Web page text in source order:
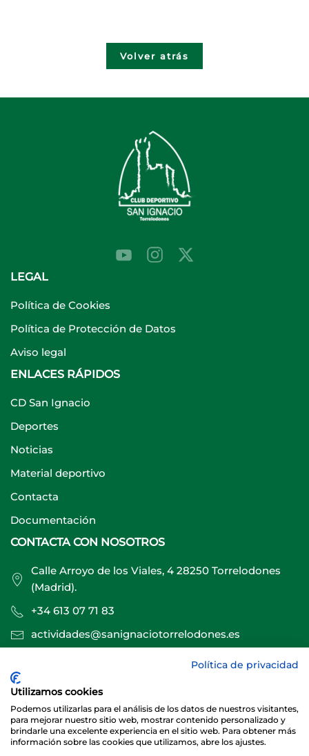
Volver atrás
LEGAL
Política de Cookies
Política de Protección de Datos
Aviso legal
ENLACES RÁPIDOS
CD San Ignacio
Deportes
Noticias
Material deportivo
Contacta
Documentación
CONTACTA CON NOSOTROS
Calle Arroyo de los Viales, 4 28250 Torrelodones
(Madrid).
+34 613 07 71 83
actividades@sanignaciotorrelodones.es
Sitio web creado por
Política de privacidad
Utilizamos cookies
Podemos utilizarlas para el análisis de los datos de nuestros visitantes,
para mejorar nuestro sitio web, mostrar contenido personalizado y
brindarle una excelente experiencia en el sitio web. Para obtener más
información sobre las cookies que utilizamos, abre los ajustes.